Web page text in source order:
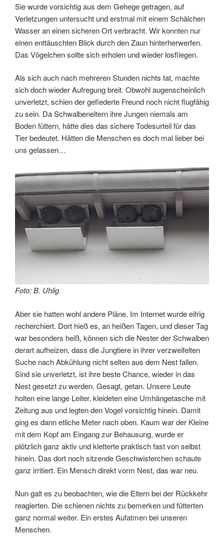
Sie wurde vorsichtig aus dem Gehege getragen, auf
Verletzungen untersucht und erstmal mit einem Schälchen
Wasser an einen sicheren Ort verbracht. Wir konnten nur
einen enttäuschten Blick durch den Zaun hinterherwerfen.
Das Vögelchen sollte sich erholen und wieder losfliegen.
Als sich auch nach mehreren Stunden nichts tat, machte
sich doch wieder Aufregung breit. Obwohl augenscheinlich
unverletzt, schien der gefiederte Freund noch nicht flugfähig
zu sein. Da Schwalbeneltern ihre Jungen niemals am
Boden füttern, hätte dies das sichere Todesurteil für das
Tier bedeutet. Hätten die Menschen es doch mal lieber bei
uns gelassen…
Foto: B. Uhlig
Aber sie hatten wohl andere Pläne. Im Internet wurde eifrig
recherchiert. Dort hieß es, an heißen Tagen, und dieser Tag
war besonders heiß, können sich die Nester der Schwalben
derart aufheizen, dass die Jungtiere in ihrer verzweifelten
Suche nach Abkühlung nicht selten aus dem Nest fallen.
Sind sie unverletzt, ist ihre beste Chance, wieder in das
Nest gesetzt zu werden. Gesagt, getan. Unsere Leute
holten eine lange Leiter, kleideten eine Umhängetasche mit
Zeitung aus und legten den Vogel vorsichtig hinein. Damit
ging es dann etliche Meter nach oben. Kaum war der Kleine
mit dem Kopf am Eingang zur Behausung, wurde er
plötzlich ganz aktiv und kletterte praktisch fast von selbst
hinein. Das dort noch sitzende Geschwisterchen schaute
ganz irritiert. Ein Mensch direkt vorm Nest, das war neu.
Nun galt es zu beobachten, wie die Eltern bei der Rückkehr
reagierten. Die schienen nichts zu bemerken und fütterten
ganz normal weiter. Ein erstes Aufatmen bei unseren
Menschen.